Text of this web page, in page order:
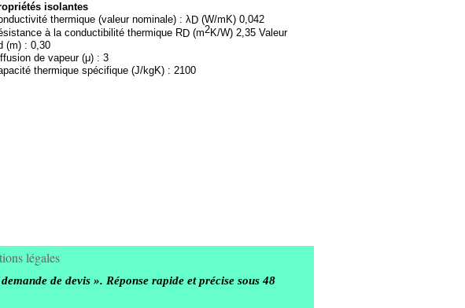
isolantes
thermique (valeur nominale) : λD (W/mK) 0,042
à la conductibilité thermique RD (m2K/W) 2,35 Valeur
(m) : 0,30
de vapeur (μ) : 3
thermique spécifique (J/kgK) : 2100
de devis ». Réponse rapide et précise sous 48
légales